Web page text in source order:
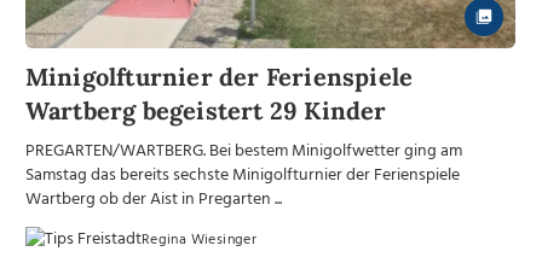
Minigolfturnier der Ferienspiele
Wartberg begeistert 29 Kinder
PREGARTEN/WARTBERG. Bei bestem Minigolfwetter ging am
Samstag das bereits sechste Minigolfturnier der Ferienspiele
Wartberg ob der Aist in Pregarten ...
Regina Wiesinger